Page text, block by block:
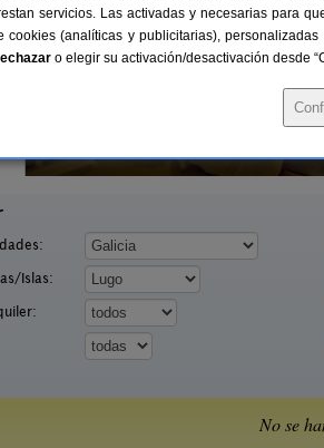
Islas:
No se
servicios. Las activadas y necesarias para
cookies (analíticas y publicitarias),
o elegir su activación/desactivación desde